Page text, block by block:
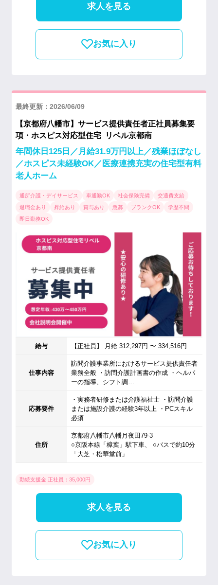
求人を見る
お気に入り
最終更新：2026/06/09
【京都府八幡市】サービス提供責任者正社員募集要
項・ホスピス対応型住宅 リベル京都南
年間休日125日／月給31.9万円以上／残業ほぼなし
／ホスピス未経験OK／医療連携充実の住宅型有料
老人ホーム
通所介護・デイサービス 車通勤OK 社会保険完備
交通費支給
退職金あり
昇給あり 賞与あり 急募 ブランクOK
学歴不問
即日勤務OK
給与 【正社員】 月給 312,297円 〜 334,516円
仕事内容
訪問介護事業所におけるサービス提供責任者
業務全般 ・訪問介護計画書の作成 ・ヘルパ
ーの指導、シフト調…
応募要件
・実務者研修または介護福祉士 ・訪問介護
または施設介護の経験3年以上 ・PCスキル
必須
住所
京都府八幡市八幡月夜田79-3
○京阪本線「樟葉」駅下車、 ○バスで約10分
「大芝・松華堂前」
勤続支援金 正社員：35,000円
求人を見る
お気に入り